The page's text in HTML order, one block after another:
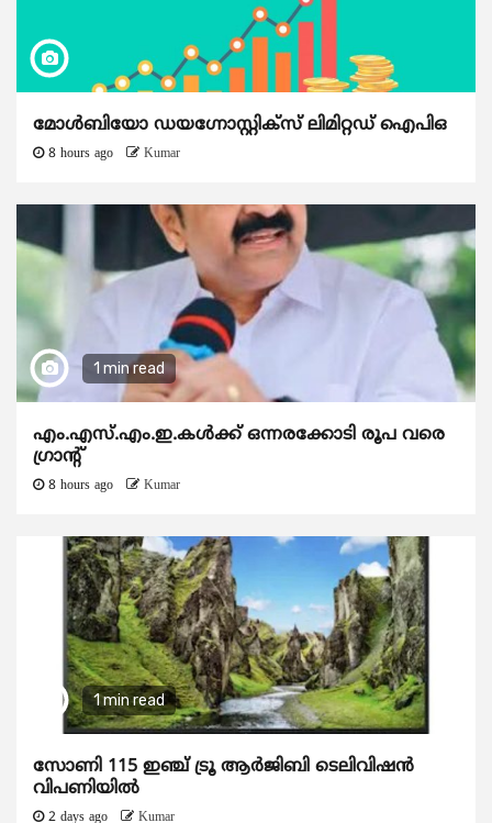
മോൾബിയോ ഡയഗ്നോസ്റ്റിക്സ് ലിമിറ്റഡ് ഐപിഒ
8 hours ago Kumar
1 min read
എം.എസ്.എം.ഇ.കൾക്ക് ഒന്നരക്കോടി രൂപ വരെ
ഗ്രാന്റ്
8 hours ago Kumar
1 min read
സോണി 115 ഇഞ്ച് ട്രൂ ആർജിബി ടെലിവിഷൻ
വിപണിയിൽ
2 days ago Kumar